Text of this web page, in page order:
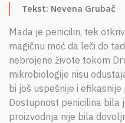
O NAMA
CPN
ЋИР
Tekst: Nevena Grubač
Mada je penicilin, tek
magičnu moć da leči do
nebrojene živote tokom
mikrobiologije nisu
bi još uspešnije i
Dostupnost penicilina bila
proizvodnja nije bila